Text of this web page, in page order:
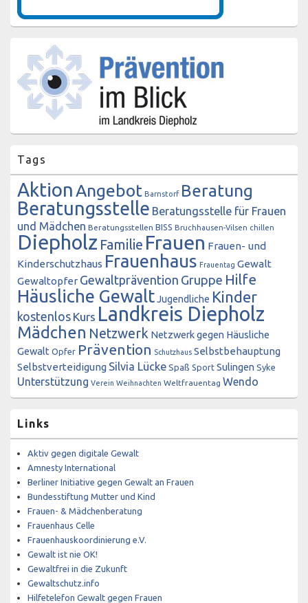
Tags
AktionAngebot Barnstorf Beratung
Beratungsstelle Beratungsstelle für Frauen
und Mädchen Beratungsstellen BISS Bruchhausen-Vilsen chillen
Diepholz Familie Frauen Frauen- und
Kinderschutzhaus Frauenhaus Frauentag Gewalt
Gewaltopfer Gewaltprävention Gruppe Hilfe
Häusliche GewaltJugendliche Kinder
kostenlos Kurs Landkreis Diepholz
Mädchen Netzwerk Netzwerk gegen Häusliche
Gewalt Opfer Prävention Schutzhaus Selbstbehauptung
Selbstverteidigung Silvia Lücke Spaß Sport Sulingen Syke
Unterstützung Verein Weihnachten Weltfrauentag Wendo
Links
Aktiv gegen digitale Gewalt
Amnesty International
Berliner Initiative gegen Gewalt an Frauen
Bundesstiftung Mutter und Kind
Frauen- & Mädchenberatung
Frauenhaus Celle
Frauenhauskoordinierung e.V.
Gewalt ist nie OK!
Gewaltfrei in die Zukunft
Gewaltschutz.info
Hilfetelefon Gewalt gegen Frauen